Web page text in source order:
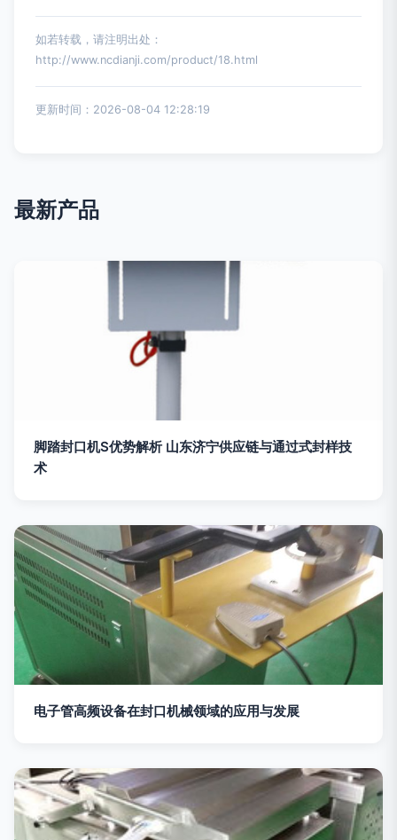
如若转载，请注明出处：
http://www.ncdianji.com/product/18.html
更新时间：2026-08-04 12:28:19
最新产品
脚踏封口机S优势解析 山东济宁供应链与通过式封样技
术
电子管高频设备在封口机械领域的应用与发展